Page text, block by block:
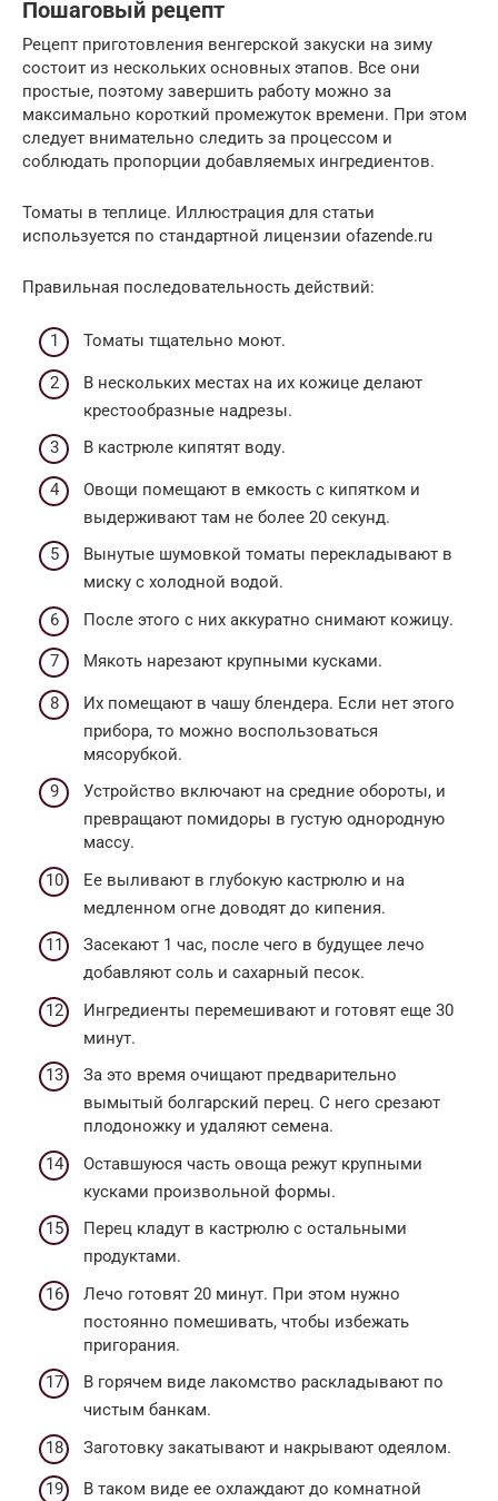
Пошаговый рецепт
Рецепт приготовления венгерской закуски на зиму
состоит из нескольких основных этапов. Все они
простые, поэтому завершить работу можно за
максимально короткий промежуток времени. При этом
следует внимательно следить за процессом и
соблюдать пропорции добавляемых ингредиентов.
Томаты в теплице. Иллюстрация для статьи
используется по стандартной лицензии ofazende.ru
Правильная последовательность действий:
Томаты тщательно моют.
В нескольких местах на их кожице делают
крестообразные надрезы.
В кастрюле кипятят воду.
Овощи помещают в емкость с кипятком и
выдерживают там не более 20 секунд.
Вынутые шумовкой томаты перекладывают в
миску с холодной водой.
После этого с них аккуратно снимают кожицу.
Мякоть нарезают крупными кусками.
Их помещают в чашу блендера. Если нет этого
прибора, то можно воспользоваться
мясорубкой.
Устройство включают на средние обороты, и
превращают помидоры в густую однородную
массу.
Ее выливают в глубокую кастрюлю и на
медленном огне доводят до кипения.
Засекают 1 час, после чего в будущее лечо
добавляют соль и сахарный песок.
Ингредиенты перемешивают и готовят еще 30
минут.
За это время очищают предварительно
вымытый болгарский перец. С него срезают
плодоножку и удаляют семена.
Оставшуюся часть овоща режут крупными
кусками произвольной формы.
Перец кладут в кастрюлю с остальными
продуктами.
Лечо готовят 20 минут. При этом нужно
постоянно помешивать, чтобы избежать
пригорания.
В горячем виде лакомство раскладывают по
чистым банкам.
Заготовку закатывают и накрывают одеялом.
В таком виде ее охлаждают до комнатной